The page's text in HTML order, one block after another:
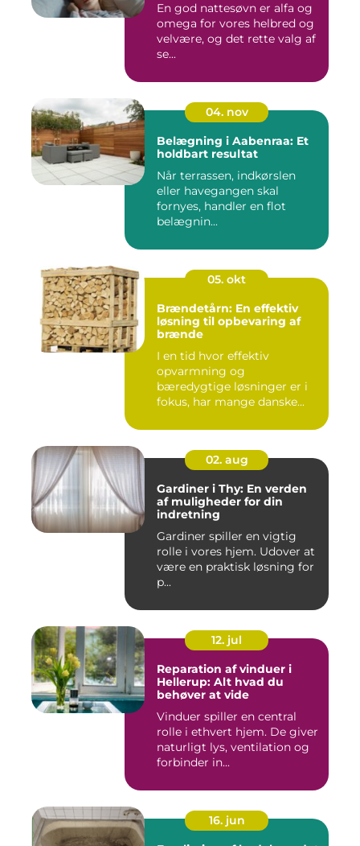
En god nattesøvn er alfa og
omega for vores helbred og
velvære, og det rette valg af
se...
04. nov
Belægning i Aabenraa: Et
holdbart resultat
Når terrassen, indkørslen
eller havegangen skal
fornyes, handler en flot
belægnin...
05. okt
Brændetårn: En effektiv
løsning til opbevaring af
brænde
I en tid hvor effektiv
opvarmning og
bæredygtige løsninger er i
fokus, har mange danske...
02. aug
Gardiner i Thy: En verden
af muligheder for din
indretning
Gardiner spiller en vigtig
rolle i vores hjem. Udover at
være en praktisk løsning for
p...
12. jul
Reparation af vinduer i
Hellerup: Alt hvad du
behøver at vide
Vinduer spiller en central
rolle i ethvert hjem. De giver
naturligt lys, ventilation og
forbinder in...
16. jun